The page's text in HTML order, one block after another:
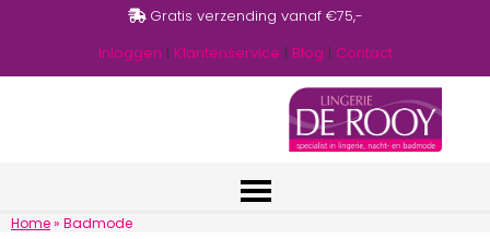
Gratis verzending vanaf €75,-
Inloggen | Klantenservice | Blog | Contact
Home» Badmode